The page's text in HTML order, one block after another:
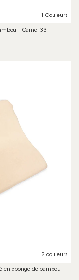
1 Couleurs
- Camel 33
2 couleurs
en éponge de bambou -